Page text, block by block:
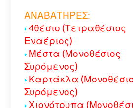
ΑΝΑΒΑΤΗΡΕΣ:
4θέσιο (Τετραθέσιος
Εναέριος)
Μέστα (Μονοθέσιος
Συρόμενος)
Καρτάκλα
Συρόμενος)
Χιονότρυπα